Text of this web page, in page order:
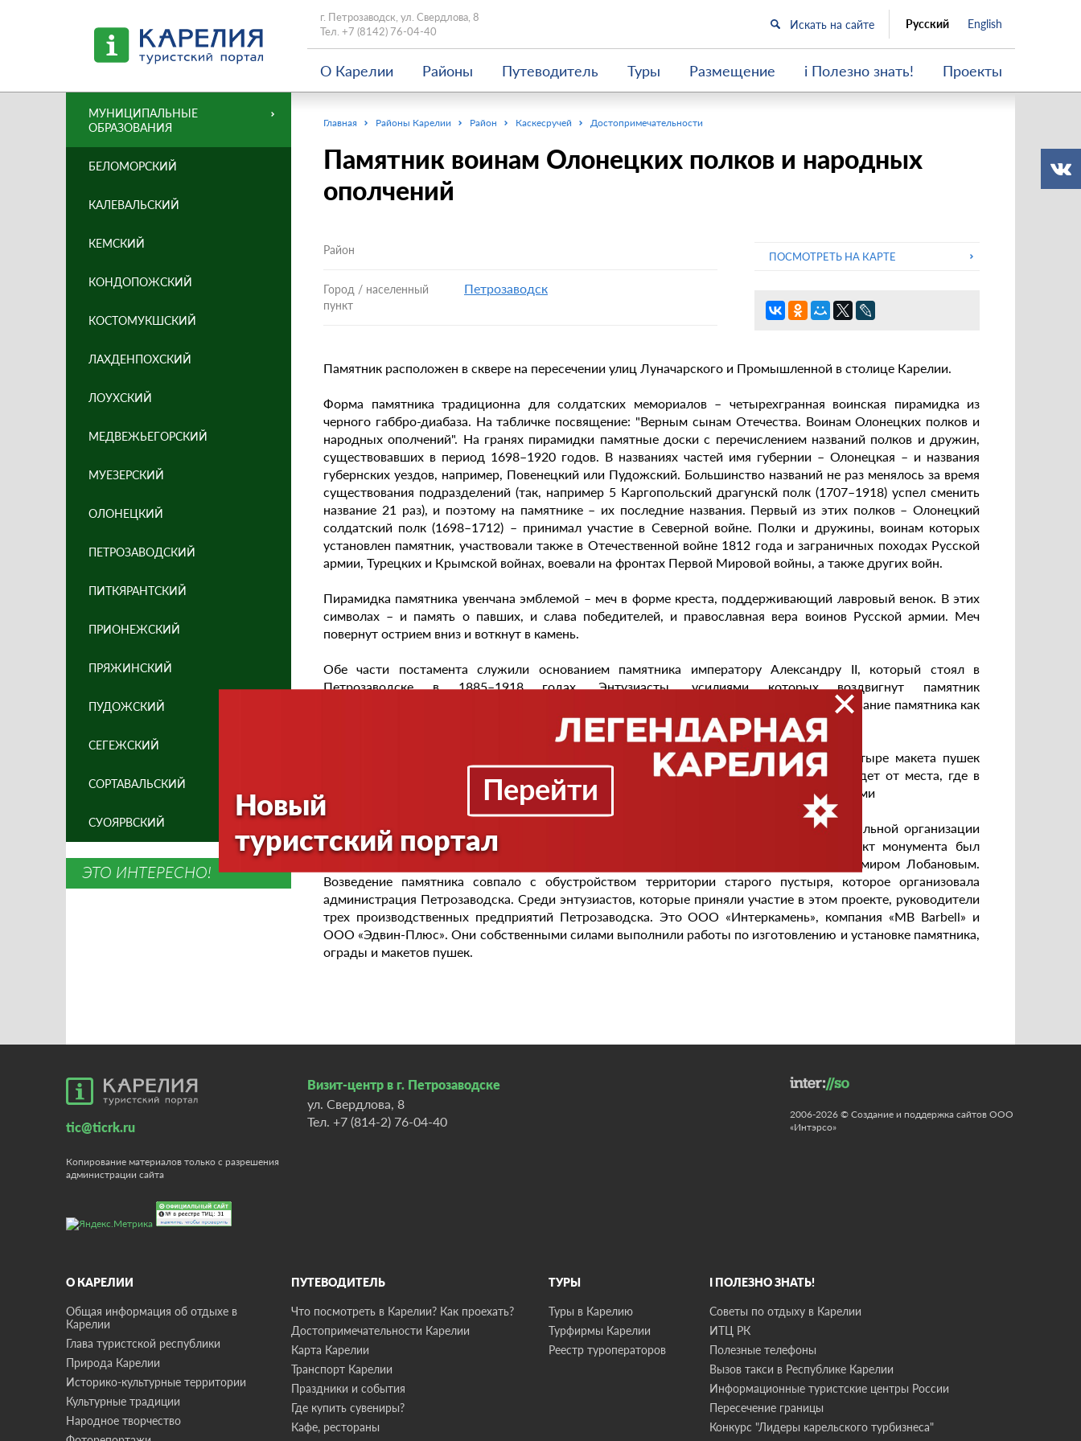
г. Петрозаводск, ул. Свердлова, 8
Тел. +7 (8142) 76-04-40
Русский English
О Карелии Районы Путеводитель Туры Размещение i Полезно знать! Проекты
Главная Районы Карелии Район Каскесручей Достопримечательности
Памятник воинам Олонецких полков и народных
ополчений
ПОСМОТРЕТЬ НА КАРТЕ
Район
Город / населенный
пункт
Петрозаводск
Памятник расположен в сквере на пересечении улиц Луначарского и Промышленной в столице Карелии.
Форма памятника традиционна для солдатских мемориалов – четырехгранная воинская пирамидка из
черного габбро-диабаза. На табличке посвящение: "Верным сынам Отечества. Воинам Олонецких полков и
народных ополчений". На гранях пирамидки памятные доски с перечислением названий полков и дружин,
существовавших в период 1698–1920 годов. В названиях частей имя губернии – Олонецкая – и названия
губернских уездов, например, Повенецкий или Пудожский. Большинство названий не раз менялось за время
существования подразделений (так, например 5 Каргопольский драгунскй полк (1707–1918) успел сменить
название 21 раз), и поэтому на памятнике – их последние названия. Первый из этих полков – Олонецкий
солдатский полк (1698–1712) – принимал участие в Северной войне. Полки и дружины, воинам которых
установлен памятник, участвовали также в Отечественной войне 1812 года и заграничных походах Русской
армии, Турецких и Крымской войнах, воевали на фронтах Первой Мировой войны, а также других войн.
Пирамидка памятника увенчана эмблемой – меч в форме креста, поддерживающий лавровый венок. В этих
символах – и память о павших, и слава победителей, и православная вера воинов Русской армии. Меч
повернут острием вниз и воткнут в камень.
Обе части постамента служили основанием памятника императору Александру II, который стоял в
Петрозаводске в 1885–1918 годах. Энтузиасты, усилиями которых воздвигнут памятник
воинам-«олончанам», сумели отыскать и спасти его старинные части, положив их в основание памятника как
символ продолжения истории Отечества.
Памятник опоясан декоративной оградой из цепей, внутри которой расположены четыре макета пушек
времен XIX века. Символичное совпадение: рядом улица Пробная, название которой идет от места, где в
старину «пробовали», то есть, испытывали пушки, отлитые петрозаводскими оружейниками
.Инициатор установки памятника и автор проекта - руководитель Карельской региональной организации
реконструкции военной истории и культуры "Стражникъ" Александр Федосов. Проект монумента был
рассчитан и подготовлен для производства членом Союза художников России Владимиром Лобановым.
Возведение памятника совпало с обустройством территории старого пустыря, которое организовала
администрация Петрозаводска. Среди энтузиастов, которые приняли участие в этом проекте, руководители
трех производственных предприятий Петрозаводска. Это ООО «Интеркамень», компания «MB Barbell» и
ООО «Эдвин-Плюс». Они собственными силами выполнили работы по изготовлению и установке памятника,
ограды и макетов пушек.
МУНИЦИПАЛЬНЫЕ
ОБРАЗОВАНИЯ
БЕЛОМОРСКИЙ
КАЛЕВАЛЬСКИЙ
КЕМСКИЙ
КОНДОПОЖСКИЙ
КОСТОМУКШСКИЙ
ЛАХДЕНПОХСКИЙ
ЛОУХСКИЙ
МЕДВЕЖЬЕГОРСКИЙ
МУЕЗЕРСКИЙ
ОЛОНЕЦКИЙ
ПЕТРОЗАВОДСКИЙ
ПИТКЯРАНТСКИЙ
ПРИОНЕЖСКИЙ
ПРЯЖИНСКИЙ
ПУДОЖСКИЙ
СЕГЕЖСКИЙ
СОРТАВАЛЬСКИЙ
СУОЯРВСКИЙ
ЭТО ИНТЕРЕСНО!
tic@ticrk.ru
Копирование материалов только с разрешения
администрации сайта
Визит-центр в г. Петрозаводске
ул. Свердлова, 8
Тел. +7 (814-2) 76-04-40
2006-2026 © Создание и поддержка сайтов ООО
«Интэрсо»
О КАРЕЛИИ
Общая информация об отдыхе в
Карелии
Глава туристской республики
Природа Карелии
Историко-культурные территории
Культурные традиции
Народное творчество
ПУТЕВОДИТЕЛЬ
Что посмотреть в Карелии? Как проехать?
Достопримечательности Карелии
Карта Карелии
Транспорт Карелии
Праздники и события
Где купить сувениры?
Кафе, рестораны
ТУРЫ
Туры в Карелию
Турфирмы Карелии
Реестр туроператоров
I ПОЛЕЗНО ЗНАТЬ!
Советы по отдыху в Карелии
ИТЦ РК
Полезные телефоны
Вызов такси в Республике Карелии
Информационные туристские центры России
Пересечение границы
Конкурс "Лидеры карельского турбизнеса"
Новый
туристский портал
Перейти